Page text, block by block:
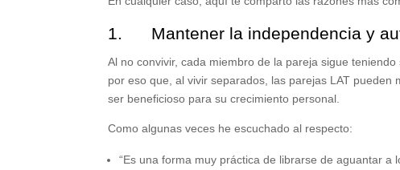
1. Mantener la independencia y
Al no convivir, cada miembro de la pareja sigue
por eso que, al vivir separados, las parejas LAT
ser beneficioso para su crecimiento personal.
Como algunas veces he escuchado al respecto:
“Es una forma muy práctica de librarse de aguantar